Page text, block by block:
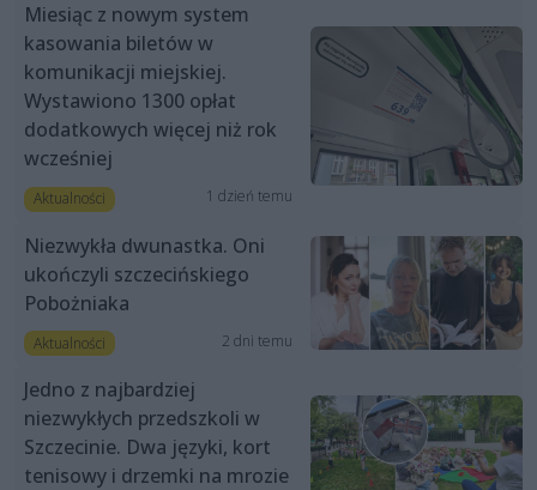
Miesiąc z nowym system
kasowania biletów w
komunikacji miejskiej.
Wystawiono 1300 opłat
dodatkowych więcej niż rok
wcześniej
Aktualności 1 dzień temu
Niezwykła dwunastka. Oni
ukończyli szczecińskiego
Pobożniaka
Aktualności 2 dni temu
Jedno z najbardziej
niezwykłych przedszkoli w
Szczecinie. Dwa języki, kort
tenisowy i drzemki na mrozie